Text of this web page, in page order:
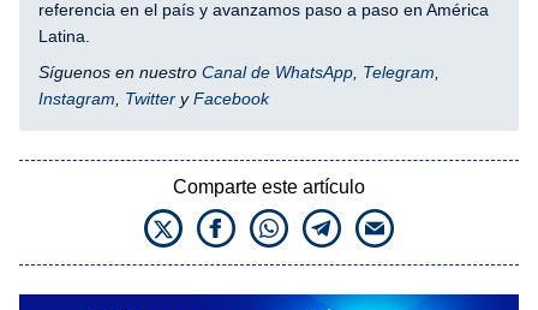
referencia en el país y avanzamos paso a paso en América
Latina.
Síguenos en nuestro Canal de WhatsApp Telegram
Instagram
Twitter yFacebook
Comparte este artículo